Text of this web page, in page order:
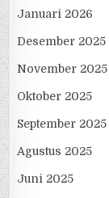
Januari 2026
Desember 2025
November 2025
Oktober 2025
September 2025
Agustus 2025
Juni 2025